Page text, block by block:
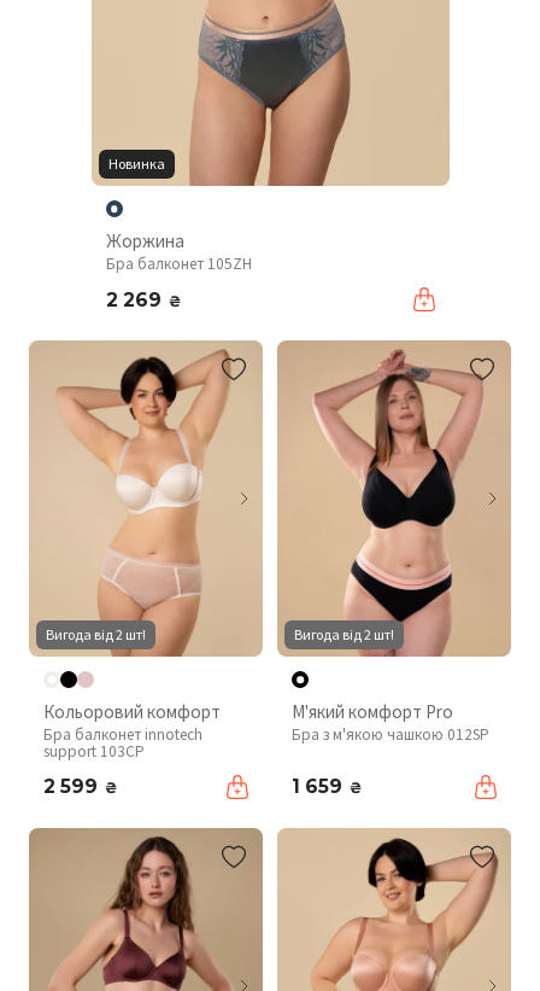
Новинка
Жоржина
Бра балконет 105ZH
2 269 ₴
Вигода від 2 шт!
Кольоровий комфорт
Бра балконет innotech
support 103CP
2 599 ₴
Вигода від 2 шт!
М'який комфорт Pro
Бра з м'якою чашкою 012SP
1 659 ₴